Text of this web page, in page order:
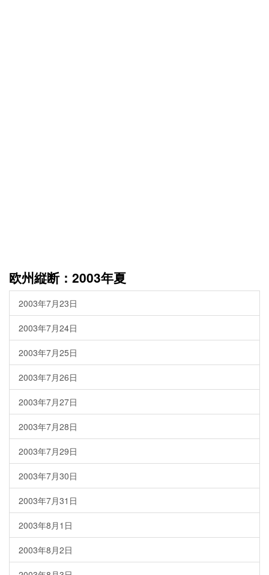
欧州縦断：2003年夏
2003年7月23日
2003年7月24日
2003年7月25日
2003年7月26日
2003年7月27日
2003年7月28日
2003年7月29日
2003年7月30日
2003年7月31日
2003年8月1日
2003年8月2日